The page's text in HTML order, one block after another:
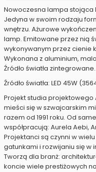
Nowoczesna lampa stojąca
Jedyna w swoim rodzaju
wnętrzu. Ażurowe
lamp. Emitowane przez nią
wykonywanym przez cienie
Wykonana z aluminium,
Źródło światła zintegrowane.
Źródło światła: LED 45W
Projekt studia projektowego
mieści się w szwajcarskim
razem od 1991 roku. Od
współpracują: Aurela Aebi,
Projektanci są czynni w
gatunkami i rozwijaniu się w
Tworzą dla branż:
koncie wiele prestiżowych